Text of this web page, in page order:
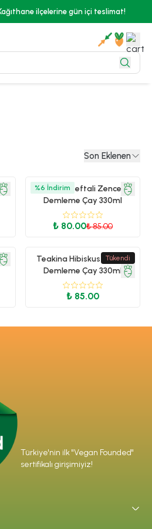
ilçelerine gün içi teslimat!
Son Eklenen
%6 İndirim
Teakina Şeftali Zencefil
Demleme Çay 330ml
₺ 80.00₺ 85.00
Tükendi
Teakina Hibiskus & Berry
Demleme Çay 330ml
₺ 85.00
Türkiye'nin ilk "Vegan Founded"
sertifikalı girişimiyiz!